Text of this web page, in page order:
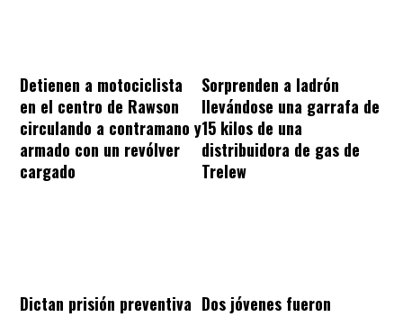
Detienen a motociclista
en el centro de Rawson
circulando a contramano y
armado con un revólver
cargado
Sorprenden a ladrón
llevándose una garrafa de
15 kilos de una
distribuidora de gas de
Trelew
Dictan prisión preventiva Dos jóvenes fueron